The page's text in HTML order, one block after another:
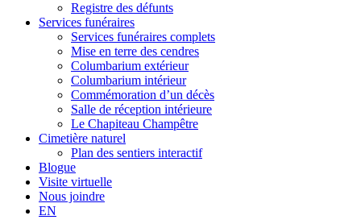
Registre des défunts
Services funéraires
Services funéraires complets
Mise en terre des cendres
Columbarium extérieur
Columbarium intérieur
Commémoration d’un décès
Salle de réception intérieure
Le Chapiteau Champêtre
Cimetière naturel
Plan des sentiers interactif
Blogue
Visite virtuelle
Nous joindre
EN